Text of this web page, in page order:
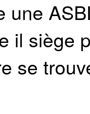
une
il siège
se